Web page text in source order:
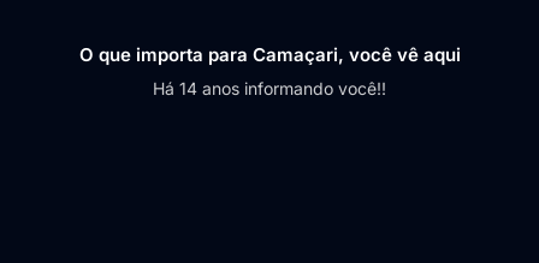
O que importa para Camaçari, você vê aqui
Há 14 anos informando você!!